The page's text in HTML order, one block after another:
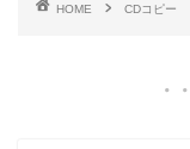
HOME CDコピー